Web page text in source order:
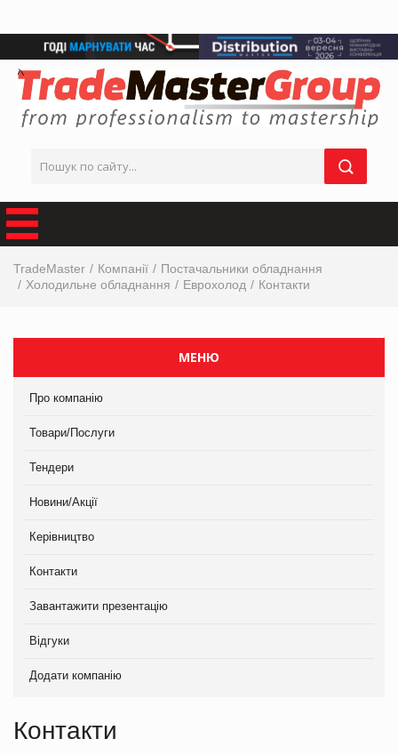
TradeMaster Компанії
Постачальники обладнання
Холодильне обладнання
Еврохолод Контакти
МЕНЮ
Про компанію
Товари/Послуги
Тендери
Новини/Акції
Керівництво
Контакти
Завантажити презентацію
Відгуки
Додати компанію
Контакти